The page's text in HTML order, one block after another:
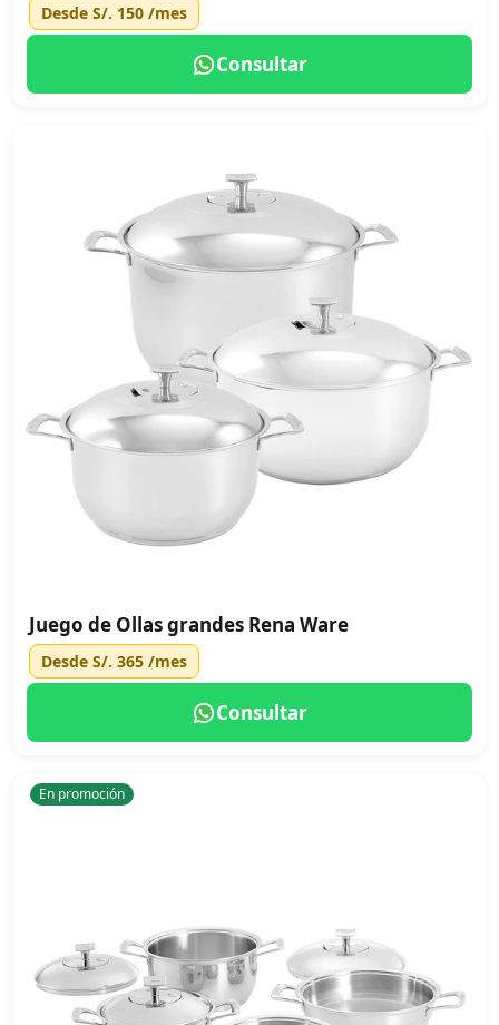
Desde S/. 150 /mes
Consultar
Juego de Ollas grandes Rena Ware
Desde S/. 365 /mes
Consultar
En promoción